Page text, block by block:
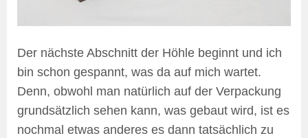
Der nächste Abschnitt der Höhle beginnt und ich
bin schon gespannt, was da auf mich wartet.
Denn, obwohl man natürlich auf der Verpackung
grundsätzlich sehen kann, was gebaut wird, ist es
nochmal etwas anderes es dann tatsächlich zu